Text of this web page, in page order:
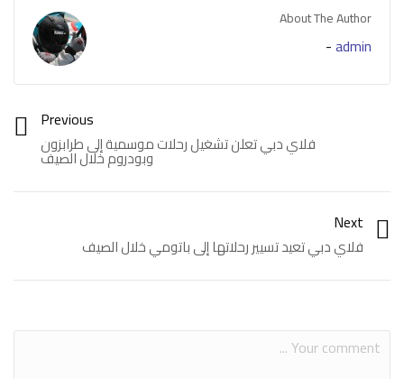
About The Author
admin
-
Previous
فلاي دبي تعلن تشغيل رحلات موسمية إلى طرابزون
وبودروم خلال الصيف
Next
فلاي دبي تعيد تسيير رحلاتها إلى باتومي خلال الصيف